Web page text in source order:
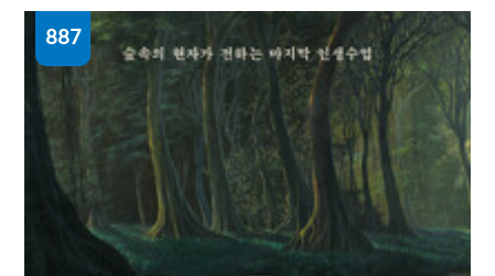
할매 : 황석영 장편소설
황석영 지음
887